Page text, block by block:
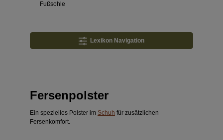
Fußsohle
Lexikon Navigation
Fersenpolster
Ein spezielles Polster im Schuh für zusätzlichen
Fersenkomfort.